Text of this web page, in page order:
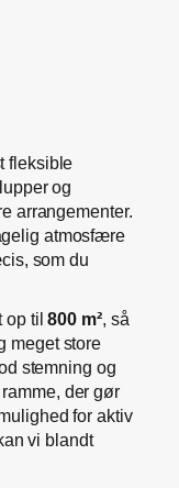
fleksible
og
arrangementer.
atmosfære
som du
op til800 m², så
meget store
stemning og
der gør
for aktiv
vi blandt